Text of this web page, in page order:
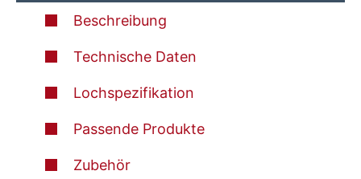
Beschreibung
Technische Daten
Lochspezifikation
Passende Produkte
Zubehör